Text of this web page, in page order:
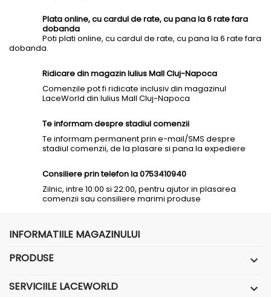
Plata online, cu cardul de rate, cu pana la 6 rate fara
dobanda
Poti plati online, cu cardul de rate, cu pana la 6 rate fara
dobanda.
Ridicare din magazin Iulius Mall Cluj-Napoca
Comenzile pot fi ridicate inclusiv din magazinul
LaceWorld din Iulius Mall Cluj-Napoca
Te informam despre stadiul comenzii
Te informam permanent prin e-mail/SMS despre
stadiul comenzii, de la plasare si pana la expediere
Consiliere prin telefon la 0753410940
Zilnic, intre 10:00 si 22:00, pentru ajutor in plasarea
comenzii sau consiliere marimi produse
INFORMATIILE MAGAZINULUI
PRODUSE

SERVICIILE LACEWORLD 